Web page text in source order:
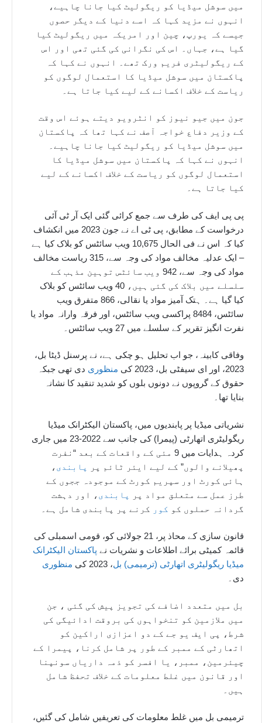
میں سوشل میڈیا کو ریگولیٹ کیا جانا چاہیے،
انہوں نے مزید کہا کہ اسے دنیا کے دیگر حصوں
جیسے کہ یورپ، چین اور امریکہ میں ریگولیٹ کیا
گیا ہے، جہاں۔ اس کی نگرانی کی گئی تھی اور اس
کے ریگولیٹری فریم ورک تھے۔ انہوں نے کہا کہ
پاکستان میں سوشل میڈیا کا استعمال لوگوں کو
ریاست کے خلاف اکسانے کے لیے کیا جاتا ہے۔
جون میں جیو نیوز کو انٹرویو دیتے ہوئے اس وقت
کے وزیر دفاع خواجہ آصف نے کہا تھا کہ پاکستان
میں سوشل میڈیا کو ریگولیٹ کیا جانا چاہیے۔
انہوں نے کہا کہ پاکستان میں سوشل میڈیا کا
استعمال لوگوں کو ریاست کے خلاف اکسانے کے لیے
کیا جاتا ہے۔
پی پی ایف کی طرف سے جمع کرائی گئی ایک آر ٹی آئی
درخواست کے مطابق، پی ٹی اے نے جون 2023 میں انکشاف
کیا کہ اس نے فی الحال 10,675 ویب سائٹس کو بلاک کیا ہے
– ایک عدلیہ مخالف مواد کی وجہ سے، 315 ریاست مخالف
مواد کی وجہ سے، 942 ویب سائٹس توہین مذہب کے
سلسلے میں بلاک کی گئی ہیں، 40 ویب سائٹس کو بلاک
کیا گیا ہے۔ ہتک آمیز مواد یا نقالی، 866 متفرق ویب
سائٹس، 8484 پراکسی ویب سائٹس، اور فرقہ وارانہ مواد یا
نفرت انگیز تقریر کے سلسلے میں 27 ویب سائٹس۔
وفاقی کابینہ، جو اب تحلیل ہو چکی ہے، نے پرسنل ڈیٹا بل،
2023، اور ای سیفٹی بل، 2023 کی
منظوری دی تھی جبکہ
حقوق کے گروپوں نے دونوں بلوں کو شدید تنقید کا نشانہ
بنایا تھا۔
نشریاتی میڈیا پر پابندیوں میں، پاکستان الیکٹرانک میڈیا
ریگولیٹری اتھارٹی (پیمرا) کی جانب سے 2022-23 میں جاری
کردہ ہدایات میں 9 مئی کے واقعات کے بعد “نفرت
پھیلانے والوں” کے لیے ایئر ٹائم پر
پابندی ،
ہائی کورٹ اور سپریم کورٹ کے موجودہ ججوں کے
طرز عمل سے متعلق مواد پر
پابندی ، اور دہشت
گردانہ حملوں کو کور کرنے پر پابندی شامل ہے۔
قانون سازی کے محاذ پر، 21 جولائی کو، قومی اسمبلی کی
قائمہ کمیٹی برائے اطلاعات و نشریات نے پاکستان الیکٹرانک
میڈیا ریگولیٹری اتھارٹی (ترمیمی) بل، 2023 کی
منظوری
دی۔
بل میں متعدد اضافے کی تجویز پیش کی گئی ، جن
میں ملازمین کو تنخواہوں کی بروقت ادائیگی کی
شرط، پی ایف یو جے کے دو اعزازی اراکین کو
اتھارٹی کے ممبر کے طور پر شامل کرنا، پیمرا کے
چیئرمین، ممبر، یا افسر کو ذمہ داریاں سونپنا
اور قانون میں غلط معلومات کے خلاف تحفظ شامل
ہیں۔
ترمیمی بل میں غلط معلومات کی تعریفیں شامل کی گئیں،